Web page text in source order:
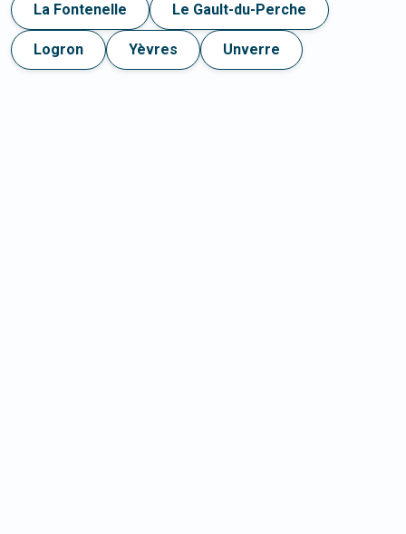
La Fontenelle Le Gault-du-Perche
Logron Yèvres Unverre